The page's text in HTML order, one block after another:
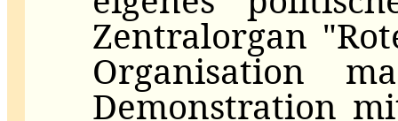
Zentralorgan
Organisation
Demonstration